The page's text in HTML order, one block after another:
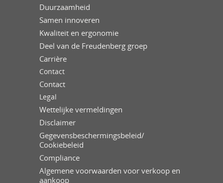
Duurzaamheid
Samen innoveren
Kwaliteit en ergonomie
Deel van de Freudenberg groep
Carrière
Contact
Contact
Legal
Wettelijke vermeldingen
Disclaimer
Gegevensbeschermingsbeleid/
Cookiebeleid
Compliance
Algemene voorwaarden voor verkoop en
aankoop